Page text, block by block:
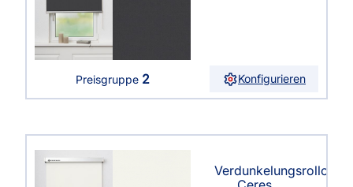
Preisgruppe 2 Konfigurieren
Verdunkelungsrollo